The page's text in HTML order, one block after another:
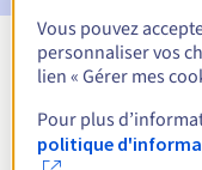
Voir
Vous pouvez
personnaliser vos
lien « Gérer mes
Pour plus
politique